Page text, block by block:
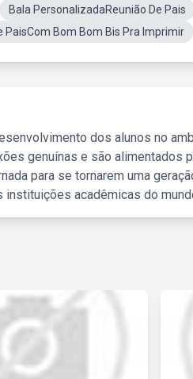
Bala PersonalizadaReunião De Pais
PaisCom Bom Bom Bis Pra Imprimir
dos alunos no
genuínas e são alimentados
para se tornarem uma
acadêmicas do